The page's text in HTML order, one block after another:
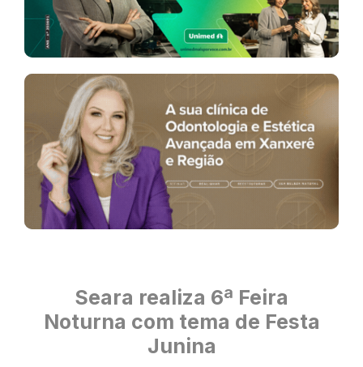
Seara realiza 6ª Feira
Noturna com tema de Festa
Junina